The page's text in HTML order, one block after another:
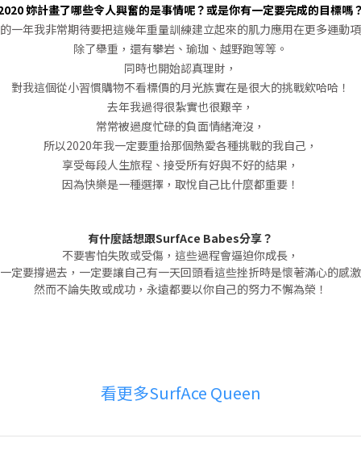
妳計畫了哪些令人興奮的是事情呢？或是你有一定要完成的目標嗎？
一年我非常期待要把這幾年重量訓練建立起來的肌力應用在更多運動項
除了舉重，還有攀岩、瑜珈、越野跑等等。
同時也開始認真理財，
對我這個從小習慣購物不看標價的月光族實在是很大的挑戰欸哈哈！
去年我過得很紮實也很艱辛，
常常被過度忙碌的負面情緒淹沒，
所以2020年我一定要重拾那個熱愛各種挑戰的我自己，
享受每段人生旅程、接受所有好與不好的結果，
因為快樂是一種選擇，取悅自己比什麼都重要！
有什麼話想跟SurfAce Babes分享？
不要害怕失敗或受傷，這些過程會逼迫你成長，
定要撐過去，一定要讓自己有一天回頭看這些挫折時是懷著滿心的感激
然而不論失敗或成功，永遠都要以你自己的努力不懈為榮！
看更多SurfAce Queen